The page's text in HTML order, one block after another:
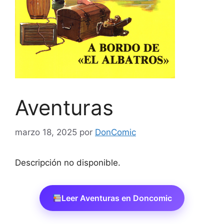
Aventuras
marzo 18, 2025 por DonComic
Descripción no disponible.
Leer Aventuras en Doncomic